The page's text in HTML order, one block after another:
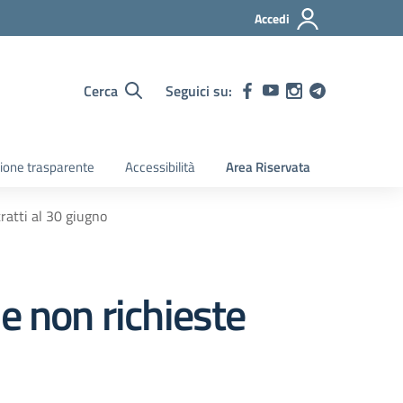
Accedi
Cerca Seguici su:
trasparente Accessibilità Area Riservata
al 30 giugno
non richieste